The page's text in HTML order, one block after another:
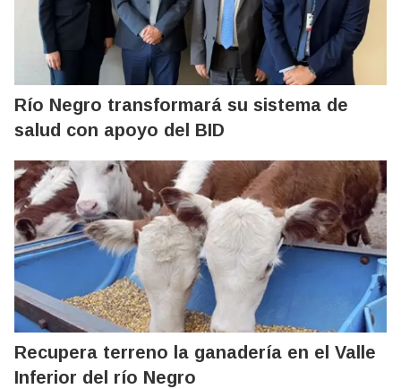
Río Negro transformará su sistema de
salud con apoyo del BID
Recupera terreno la ganadería en el Valle
Inferior del río Negro